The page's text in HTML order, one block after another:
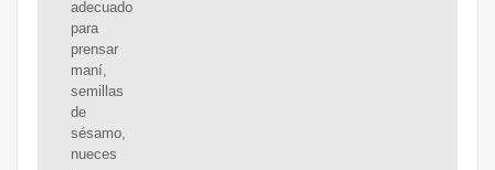
adecuado
para
prensar
maní,
semillas
de
sésamo,
nueces